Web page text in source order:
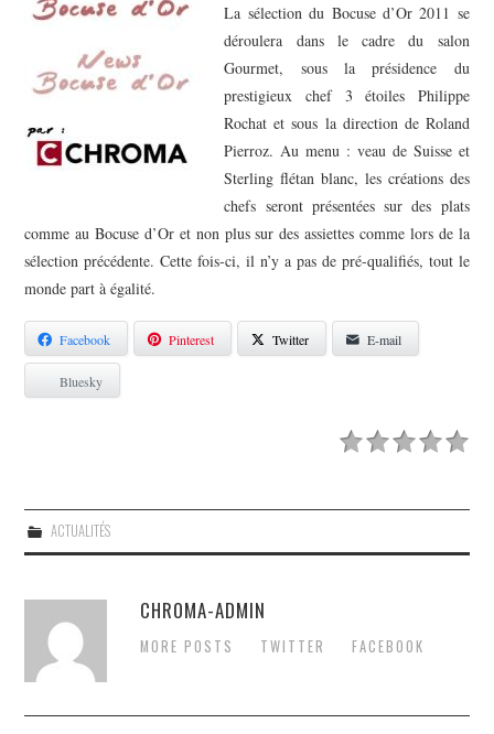
La sélection du Bocuse d’Or 2011 se
déroulera dans le cadre du salon
Gourmet, sous la présidence du
prestigieux chef 3 étoiles Philippe
Rochat et sous la direction de Roland
Pierroz. Au menu : veau de Suisse et
Sterling flétan blanc, les créations des
chefs seront présentées sur des plats
comme au Bocuse d’Or et non plus sur des assiettes comme lors de la
sélection précédente. Cette fois-ci, il n’y a pas de pré-qualifiés, tout le
monde part à égalité.
Facebook Pinterest Twitter E-mail
Bluesky
ACTUALITÉS
CHROMA-ADMIN
MORE POSTS TWITTER FACEBOOK